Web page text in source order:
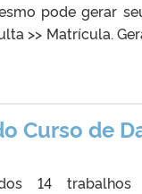
pode gerar
>> Matrícula.
Curso de
14